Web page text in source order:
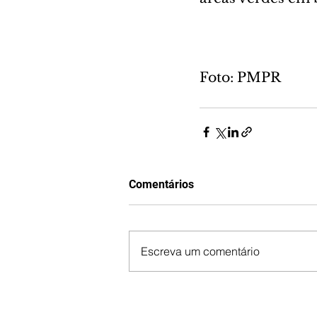
Foto: PMPR
Comentários
Escreva um comentário